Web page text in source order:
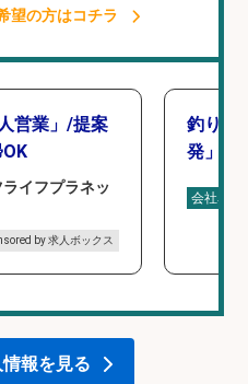
望の方はコチラ
営業」/提案
イフプラネッ
by 求人ボックス
釣り好
発」/
会社名
報を見る